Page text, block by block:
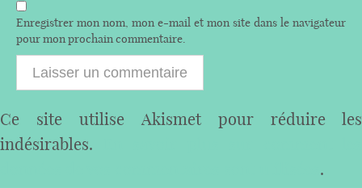
Enregistrer mon nom, mon e-mail et mon site dans le navigateur
pour mon prochain commentaire.
Ce site utilise Akismet pour réduire les
indésirables.
.